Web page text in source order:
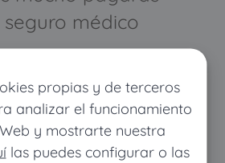
propias y de terceros
analizar el funcionamiento
y mostrarte nuestra
las puedes configurar o las
médico